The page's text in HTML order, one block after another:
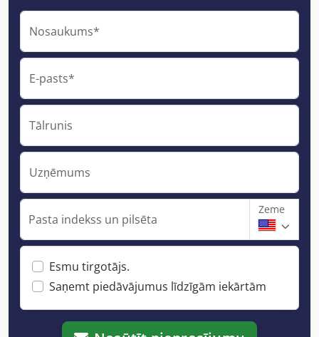
Nosaukums*
E-pasts*
Tālrunis
Uzņēmums
Pasta indekss un pilsēta
Zeme
Esmu tirgotājs.
Saņemt piedāvājumus līdzīgām iekārtām